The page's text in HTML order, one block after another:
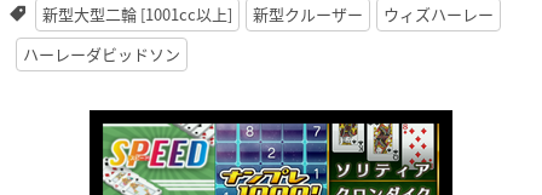
新型大型二輪 [1001cc以上] 新型クルーザー
ウィズハーレー
ハーレーダビッドソン